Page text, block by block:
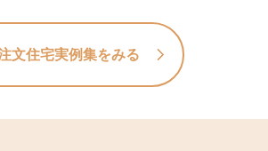
が広がります。居住性
た理想の住まいで
スペースを設け、明るく
現。都市部でもプライ
適でスタイリッシュな住
文住宅実例集をみる